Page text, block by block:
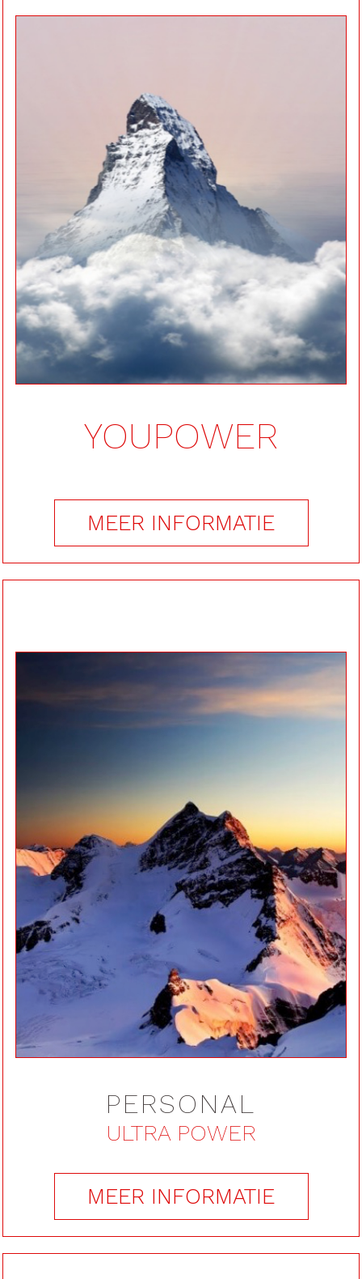
naar meer
vervulling
op alle vlakken
van je leven
YOUPOWER
MEER INFORMATIE
(her)
programmeer
jezelf
voor
succes
PERSONAL
ULTRA POWER
MEER INFORMATIE